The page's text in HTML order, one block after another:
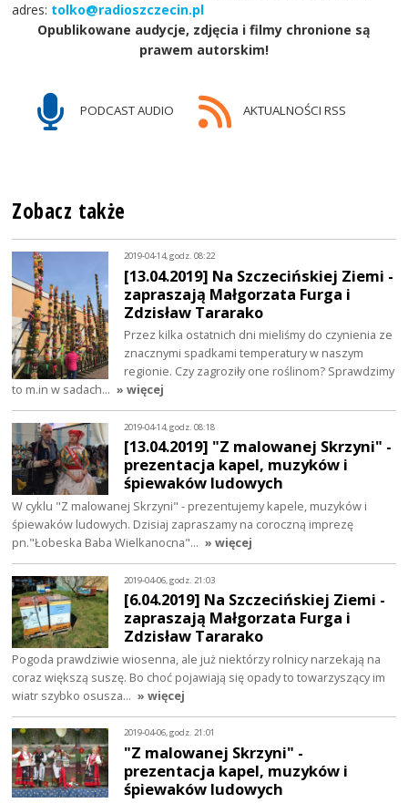
adres: tolko@radioszczecin.pl
Opublikowane audycje, zdjęcia i filmy chronione są
prawem autorskim!
PODCAST AUDIO AKTUALNOŚCI RSS
Zobacz także
2019-04-14, godz. 08:22
[13.04.2019] Na Szczecińskiej Ziemi -
zapraszają Małgorzata Furga i
Zdzisław Tararako
Przez kilka ostatnich dni mieliśmy do czynienia ze
znacznymi spadkami temperatury w naszym
regionie. Czy zagroziły one roślinom? Sprawdzimy
to m.in w sadach… » więcej
2019-04-14, godz. 08:18
[13.04.2019] "Z malowanej Skrzyni" -
prezentacja kapel, muzyków i
śpiewaków ludowych
W cyklu "Z malowanej Skrzyni" - prezentujemy kapele, muzyków i
śpiewaków ludowych. Dzisiaj zapraszamy na coroczną imprezę
pn."Łobeska Baba Wielkanocna"… » więcej
2019-04-06, godz. 21:03
[6.04.2019] Na Szczecińskiej Ziemi -
zapraszają Małgorzata Furga i
Zdzisław Tararako
Pogoda prawdziwie wiosenna, ale już niektórzy rolnicy narzekają na
coraz większą suszę. Bo choć pojawiają się opady to towarzyszący im
wiatr szybko osusza… » więcej
2019-04-06, godz. 21:01
"Z malowanej Skrzyni" -
prezentacja kapel, muzyków i
śpiewaków ludowych